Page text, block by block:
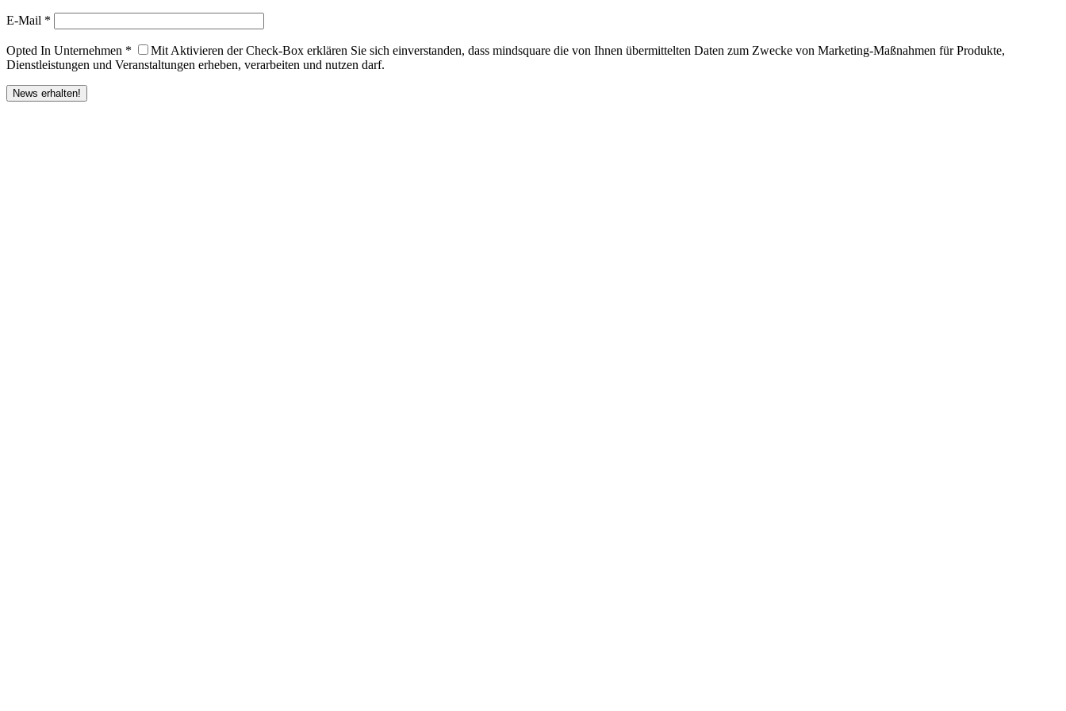
E-Mail *
Opted In Unternehmen *
Mit Aktivieren der Check-Box erklären Sie sich einverstanden, dass mindsquare die von Ihnen übermittelten Daten zum Zwecke von Marketing-Maßnahmen für Produkte,
Dienstleistungen und Veranstaltungen erheben, verarbeiten und nutzen darf.
News erhalten!